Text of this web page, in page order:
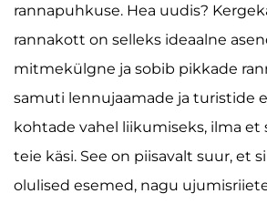
rannapuhkuse. Hea uudis?
rannakott on selleks ideaalne
mitmekülgne ja sobib pikkade
samuti lennujaamade ja turistide
kohtade vahel liikumiseks, ilma et
teie käsi. See on piisavalt suur, et
olulised esemed, nagu